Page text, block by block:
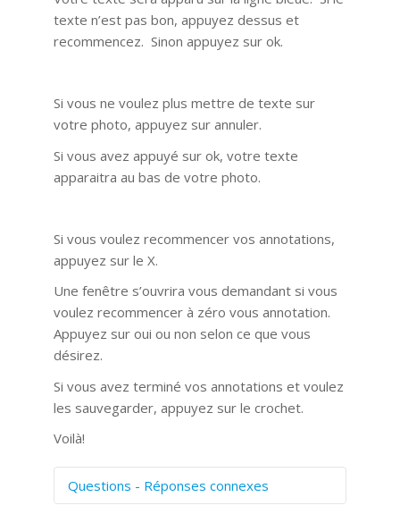
texte n’est pas bon, appuyez dessus et
recommencez. Sinon appuyez sur ok.
Si vous ne voulez plus mettre de texte sur
votre photo, appuyez sur annuler.
Si vous avez appuyé sur ok, votre texte
apparaitra au bas de votre photo.
Si vous voulez recommencer vos annotations,
appuyez sur le X.
Une fenêtre s’ouvrira vous demandant si vous
voulez recommencer à zéro vous annotation.
Appuyez sur oui ou non selon ce que vous
désirez.
Si vous avez terminé vos annotations et voulez
les sauvegarder, appuyez sur le crochet.
Voilà!
Questions - Réponses connexes